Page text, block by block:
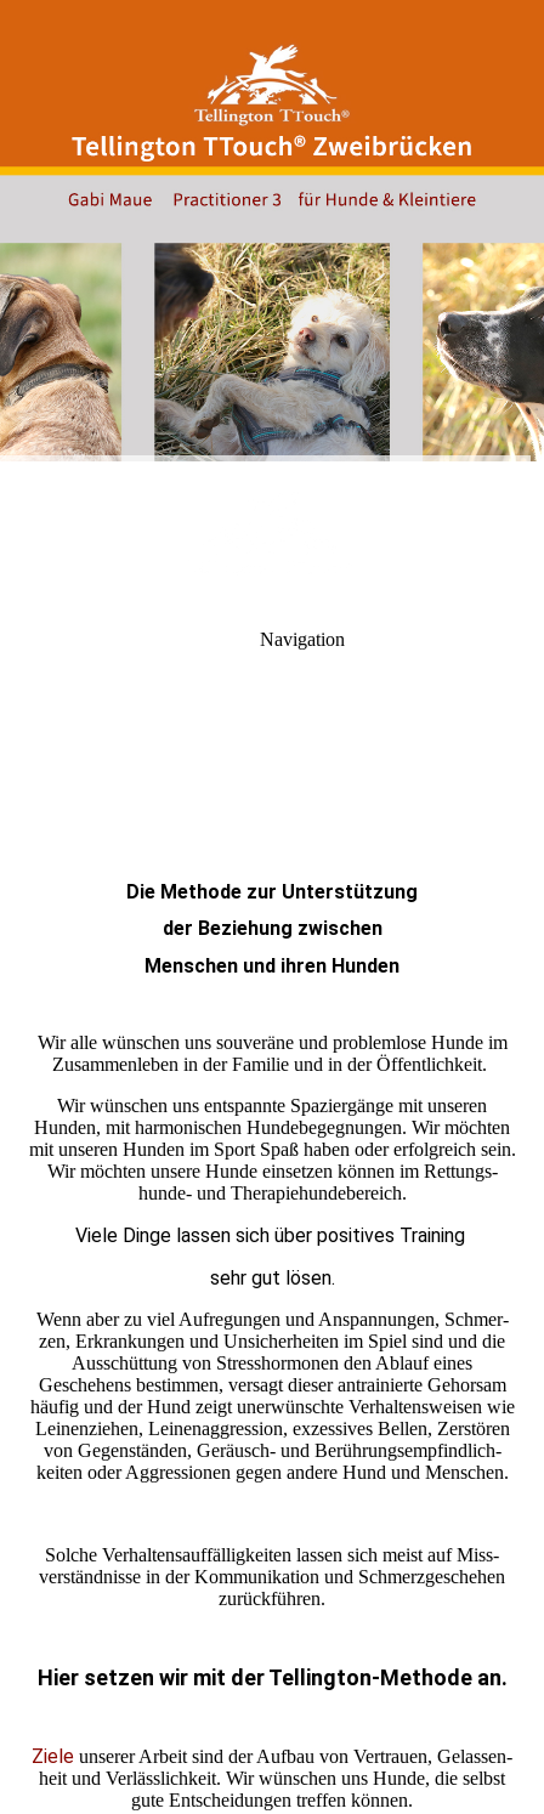
Navigation
Die Methode zur Unter­stüt­zung
der Bezie­hung zwischen
Menschen und ihren Hunden
Wir alle wünschen uns souve­räne und pro­blem­lose Hunde im
Zusam­men­leben in der Familie und in der Öffent­lich­keit.
Wir wün­schen uns ent­spannte Spazier­gänge mit unse­ren
Hunden, mit harmo­­ni­schen Hunde­begeg­nun­gen. Wir möchten
mit unse­ren Hun­den im Sport Spaß haben oder erfolg­­reich sein.
Wir möchten unse­re Hunde ein­setzen können im Rettungs­
hunde- und Therapie­hunde­bereich.
Viele Dinge lassen sich über posi­tives Training
sehr gut lösen.
Wenn aber zu viel Auf­regun­gen und An­span­nun­gen, Schmer­
zen, Erkran­kun­gen und Unsicher­heiten im Spiel sind und die
Aus­­schüt­tung von Stress­hormo­nen den Ablauf eines
Geschehens bestim­men, ver­sagt dieser an­trainier­te Gehor­sam
häufig und der Hund zeigt un­erwünschte Ver­haltens­weisen wie
Leinen­­ziehen, Leinen­­aggres­sion, exzes­sives Bellen, Zerstören
von Gegen­ständen, Geräusch- und Berührungs­­empfind­lich­
keiten oder Aggres­sionen gegen andere Hund und Menschen.
Solche Ver­haltens­­auf­­fällig­­keiten lassen sich meist auf Miss­
verständ­nisse in der Kommuni­kation und Schmerz­geschehen
zurückführen.
Hier setzen wir mit der Tellington-Methode an.
Ziele unserer Arbeit sind der Aufbau von Vertrauen, Gelassen­
heit und Verläss­lich­keit. Wir wünschen uns Hunde, die selbst
gute Entscheidungen treffen können.